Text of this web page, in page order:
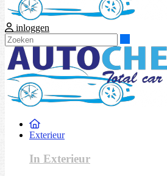
inloggen
Exterieur
In Exterieur